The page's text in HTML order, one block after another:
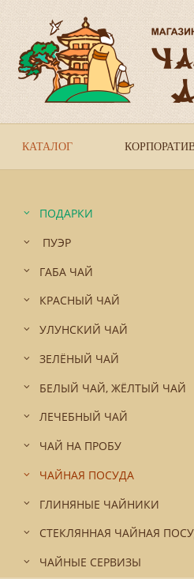
КАТАЛОГ
ПОДАРКИ
ПУЭР
ГАБА ЧАЙ
КРАСНЫЙ ЧАЙ
УЛУНСКИЙ ЧАЙ
ЗЕЛЁНЫЙ ЧАЙ
БЕЛЫЙ ЧАЙ, ЖЁЛТЫЙ ЧАЙ
ЛЕЧЕБНЫЙ ЧАЙ
ЧАЙ НА ПРОБУ
ЧАЙНАЯ ПОСУДА
ГЛИНЯНЫЕ ЧАЙНИКИ
СТЕКЛЯННАЯ ЧАЙНАЯ
ЧАЙНЫЕ СЕРВИЗЫ